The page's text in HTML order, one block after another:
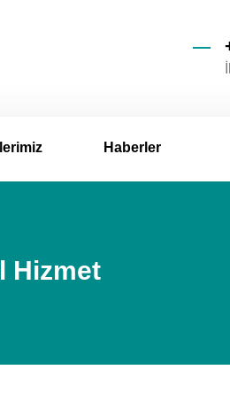
Haberler
Hizmet